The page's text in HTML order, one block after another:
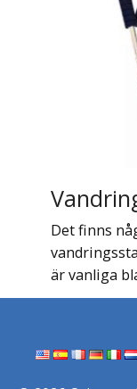
Det finns
är vanliga